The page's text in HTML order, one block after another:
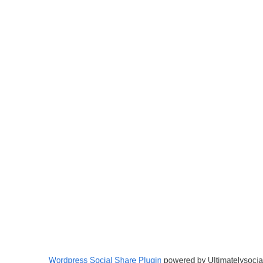
Wordpress Social Share Plugin powered by Ultimatelysocial